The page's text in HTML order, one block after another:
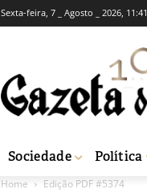
Sexta-feira, 7 _ Agosto _ 2026, 11:41
Sociedade Política
Home Edição PDF #5374